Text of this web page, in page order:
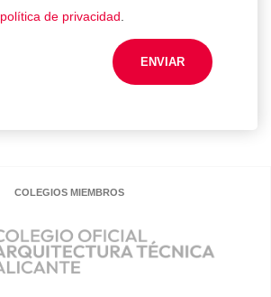
política de privacidad
ENVIAR
COLEGIOS MIEMBROS